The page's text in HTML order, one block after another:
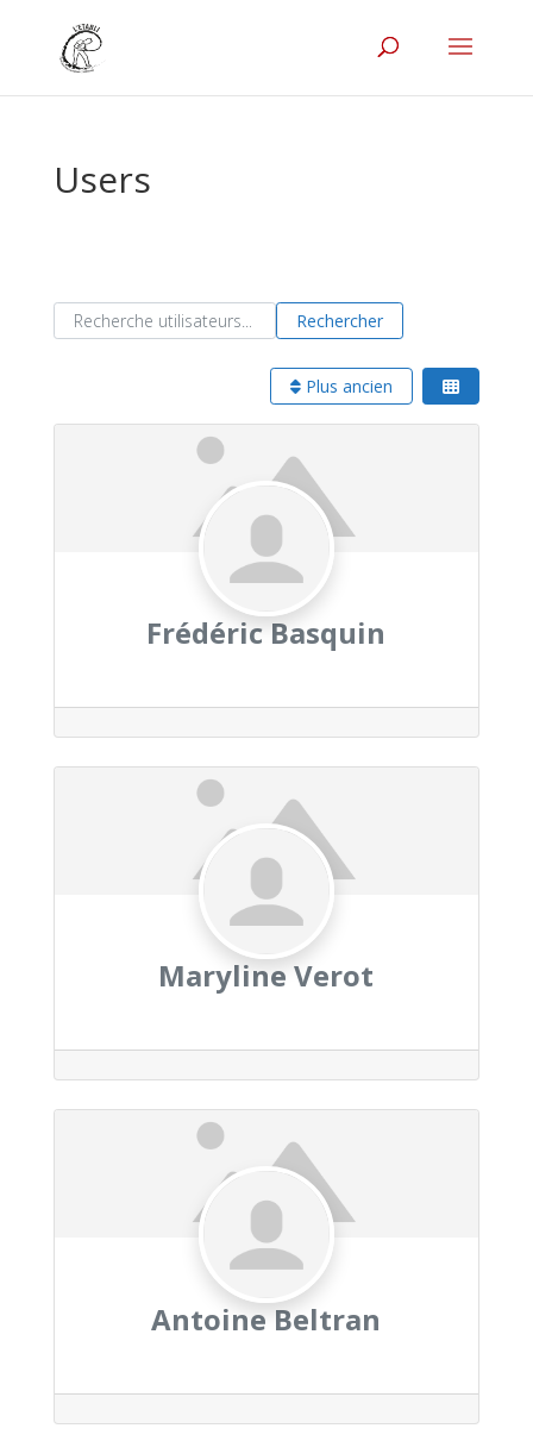
Users
Recherche utilisateurs...
Recherche utilisateurs... Rechercher
Plus ancien
Frédéric Basquin
Maryline Verot
Antoine Beltran